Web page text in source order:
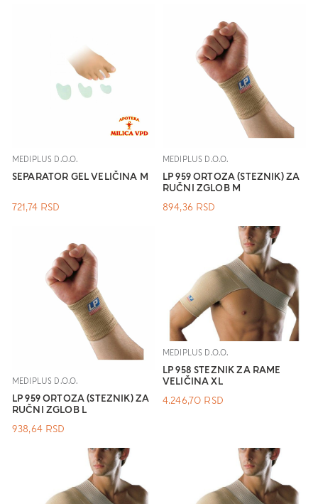
MEDIPLUS D.O.O.
SEPARATOR GEL VELIČINA M
721,74 RSD
MEDIPLUS D.O.O.
LP 959 ORTOZA (STEZNIK) ZA
RUČNI ZGLOB M
894,36 RSD
MEDIPLUS D.O.O.
LP 959 ORTOZA (STEZNIK) ZA
RUČNI ZGLOB L
938,64 RSD
MEDIPLUS D.O.O.
LP 958 STEZNIK ZA RAME
VELIČINA XL
4.246,70 RSD